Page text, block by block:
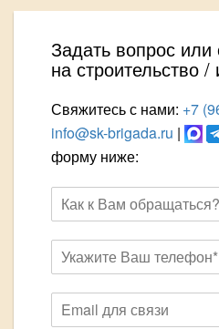
Задать вопрос или
на строительство
Свяжитесь с нами: +7
info@sk-brigada.ru |
форму ниже: